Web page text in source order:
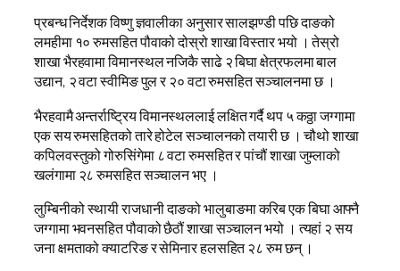
प्रबन्ध निर्देशक विष्णु ज्ञवालीका अनुसार सालझण्डी पछि दाङको
लमहीमा १० रुमसहित पौवाको दोस्रो शाखा विस्तार भयो । तेस्रो
शाखा भैरहवामा विमानस्थल नजिकै साढे २ बिघा क्षेत्रफलमा बाल
उद्यान, २ वटा स्वीमिङ पुल र २० वटा रुमसहित सञ्चालनमा छ ।
भैरहवामै अन्तर्राष्ट्रिय विमानस्थललाई लक्षित गर्दै थप ५ कठ्ठा जग्गामा
एक सय रुमसहितको तारे होटेल सञ्चालनको तयारी छ । चौथो शाखा
कपिलवस्तुको गोरुसिंगेमा ८ वटा रुमसहित र पांचौं शाखा जुम्लाको
खलंगामा २८ रुमसहित सञ्चालन भए ।
लुम्बिनीको स्थायी राजधानी दाङको भालुबाङमा करिब एक बिघा आफ्नै
जग्गामा भवनसहित पौवाको छैठौं शाखा सञ्चालन भयो । त्यहां २ सय
जना क्षमताको क्याटरिङ र सेमिनार हलसहित २८ रुम छन् ।